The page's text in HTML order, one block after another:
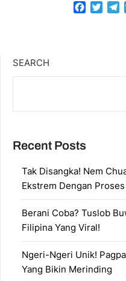
SEARCH
Recent Posts
Tak Disangka! Nem
Ekstrem Dengan
Berani Coba? Tuslob
Filipina Yang Viral!
Ngeri-Ngeri Unik!
Yang Bikin Merinding